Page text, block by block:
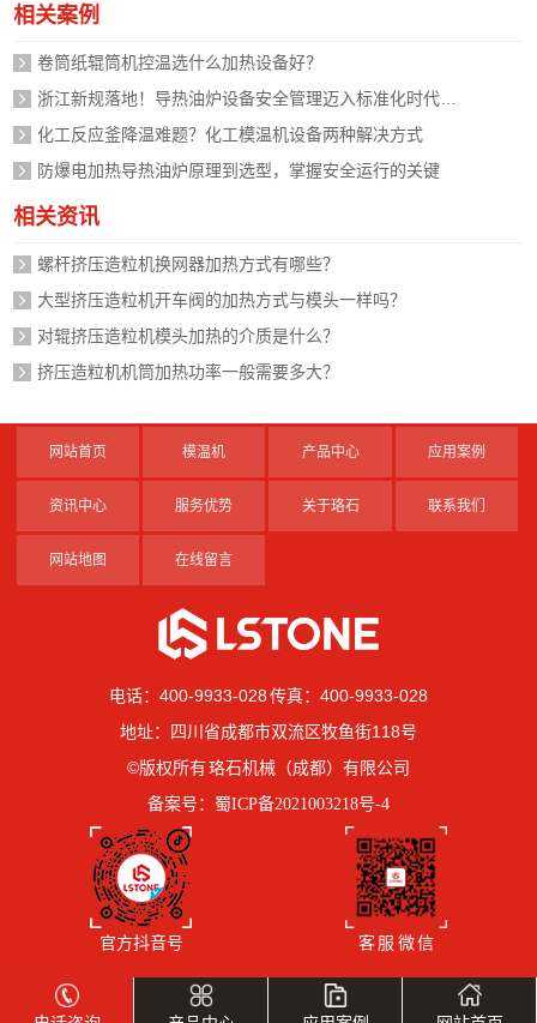
相关案例
卷筒纸辊筒机控温选什么加热设备好？
浙江新规落地！导热油炉设备安全管理迈入标准化时代，企业如何应对？
化工反应釜降温难题？化工模温机设备两种解决方式
防爆电加热导热油炉原理到选型，掌握安全运行的关键
相关资讯
螺杆挤压造粒机换网器加热方式有哪些？
大型挤压造粒机开车阀的加热方式与模头一样吗？
对辊挤压造粒机模头加热的介质是什么？
挤压造粒机机筒加热功率一般需要多大？
网站首页 模温机 产品中心 应用案例
资讯中心 服务优势 关于珞石 联系我们
网站地图 在线留言
电话：400-9933-028 传真：400-9933-028
地址：四川省成都市双流区牧鱼街118号
©版权所有 珞石机械（成都）有限公司
备案号： 蜀ICP备2021003218号-4
官方抖音号 客 服 微 信